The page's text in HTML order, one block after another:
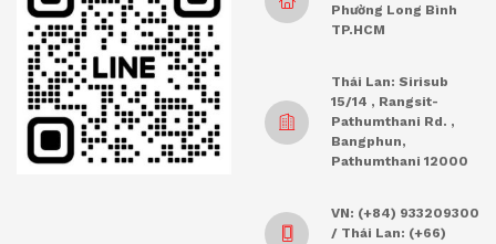
Phường Long Bình
TP.HCM
Thái Lan: Sirisub
15/14 , Rangsit-
Pathumthani Rd. ,
Bangphun,
Pathumthani 12000
VN: (+84) 933209300
/ Thái Lan: (+66)